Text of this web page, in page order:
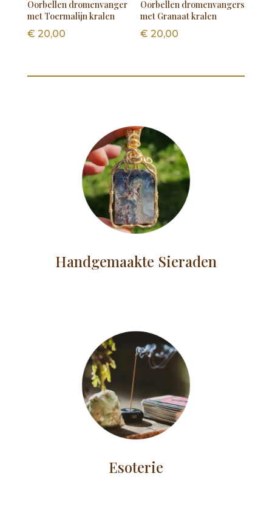
Oorbellen dromenvanger
met Toermalijn kralen
€ 20,00
Oorbellen dromenvangers
met Granaat kralen
€ 20,00
Handgemaakte Sieraden
Esoterie